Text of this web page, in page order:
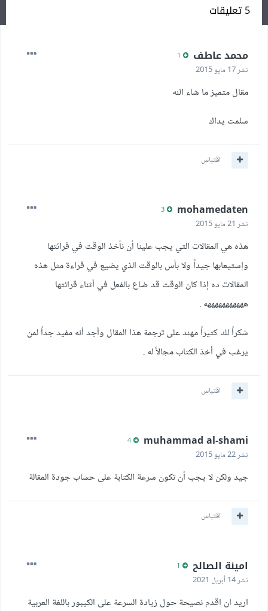
5 تعليقات
محمد عاطف
نشر17 مايو 2015
مقال متميز ما شاء الله
سلمت يداك
اقتباس
mohamedaten
نشر 21 مايو 2015
هذه هي المقالات التي يجب علينا أن نأخذ الوقت في قرائتها
وإستيعابها جيداً ولا بأس بالوقت الذي يضيع في قراءة مثل هذه
المقالات ده إذا كان الوقت قد ضاع بالفعل في أثناء قرائتها
هههههههههههه .
شكراً لك كثيراً مهند على ترجمة هذا المقال وأجد أنه مفيد جداً لمن
يرغب في أخذ الكتاب مجالاً له .
اقتباس
muhammad al-shami
نشر22 مايو 2015
جيد ولكن لا يجب أن تكون سرعة الكتابة على حساب جودة المقالة
اقتباس
امينة الصالح
نشر14 أبريل 2021
اريد ان اقدم نصيحة حول زيادة السرعة على الكيبور باللغة العربية